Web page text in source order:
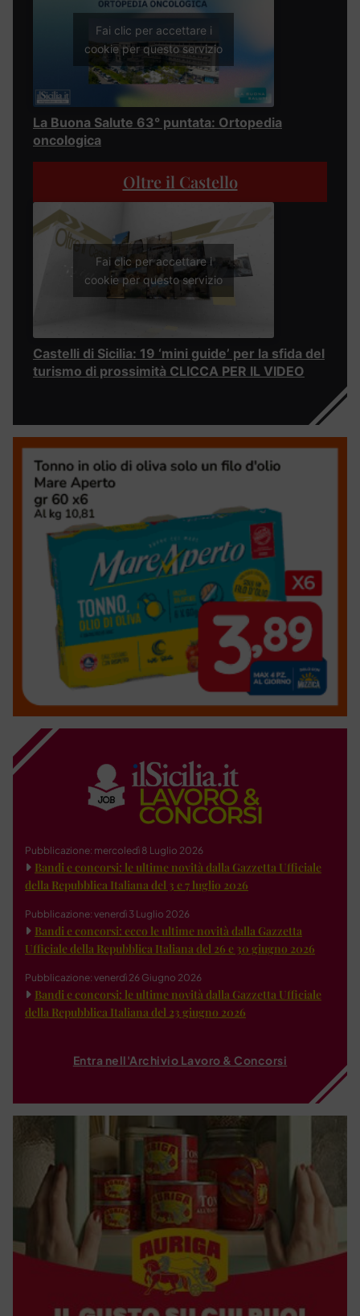
Fai clic per accettare i
cookie per questo servizio
La Buona Salute 63° puntata: Ortopedia
oncologica
Oltre il Castello
Fai clic per accettare i
cookie per questo servizio
Castelli di Sicilia: 19 ‘mini guide’ per la sfida del
turismo di prossimità CLICCA PER IL VIDEO
Pubblicazione: mercoledì 8 Luglio 2026
Bandi e concorsi: le ultime novità dalla Gazzetta Ufficiale
della Repubblica Italiana del 3 e 7 luglio 2026
Pubblicazione: venerdì 3 Luglio 2026
Bandi e concorsi: ecco le ultime novità dalla Gazzetta
Ufficiale della Repubblica Italiana del 26 e 30 giugno 2026
Pubblicazione: venerdì 26 Giugno 2026
Bandi e concorsi: le ultime novità dalla Gazzetta Ufficiale
della Repubblica Italiana del 23 giugno 2026
Entra nell'Archivio Lavoro & Concorsi